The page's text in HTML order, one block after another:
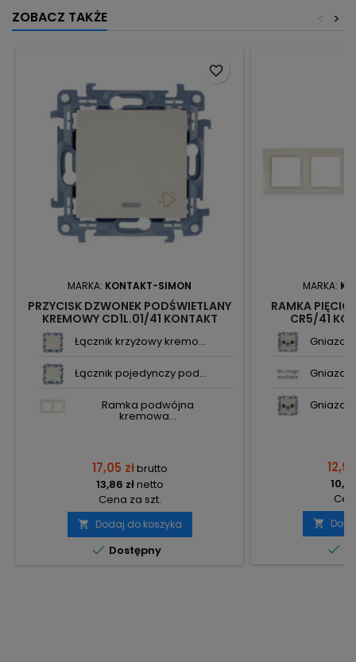
ZOBACZ TAKŻE >
<
MARKA: KONTAKT-SIMON
PRZYCISK DZWONEK PODŚWIETLANY
KREMOWY CD1L.01/41 KONTAKT
Łącznik krzyżowy kremo...
Łącznik pojedynczy pod...
Ramka podwójna
kremowa...
17,05 złbrutto
13,86 złnetto
Cena za szt.
 Dodaj do koszyka
 Dostępny
favorite_border
MARKA:
RAMKA
CR5/41
Gniazdo
Gniazdo
Gniazdo

